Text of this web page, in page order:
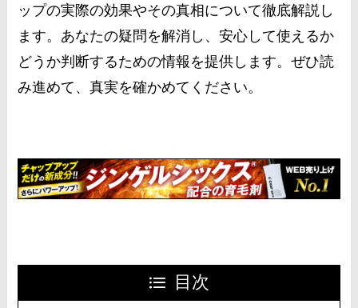
ップの実際の効果やその真相について徹底解説し
ます。あなたの疑問を解消し、安心して使えるか
どうか判断するための情報を提供します。ぜひ読
み進めて、真実を確かめてください。
目次